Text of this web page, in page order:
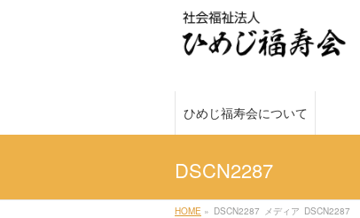
ひめじ福寿会について
DSCN2287
HOME » DSCN2287 メディア DSCN2287